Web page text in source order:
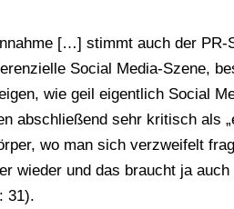
[…] stimmt auch der PR-
Social Media-Szene,
wie geil eigentlich Social
abschließend sehr kritisch als
wo man sich verzweifelt
wieder und das braucht ja
31).